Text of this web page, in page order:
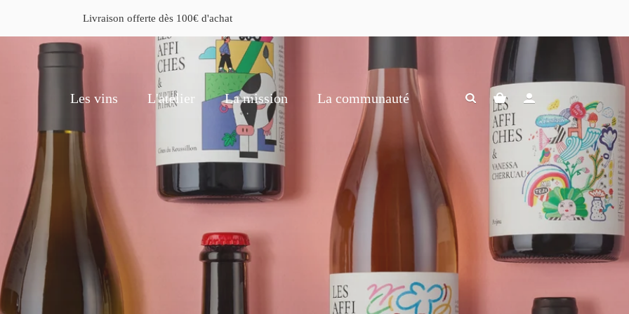
Livraison offerte dès 100€ d'achat
Les vins
Les vins
L'atelier
L'atelier
La mission
La mission
La communauté
La communauté